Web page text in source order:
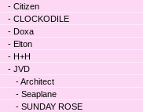
- Citizen
- CLOCKODILE
- Doxa
- Elton
- H+H
- JVD
- Architect
- Seaplane
- SUNDAY ROSE